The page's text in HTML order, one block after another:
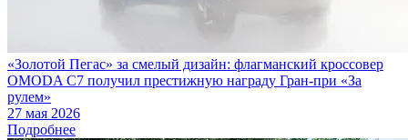
«Золотой Пегас» за смелый дизайн: флагманский кроссовер
OMODA C7 получил престижную награду Гран-при «За
рулем»
27 мая 2026
Подробнее